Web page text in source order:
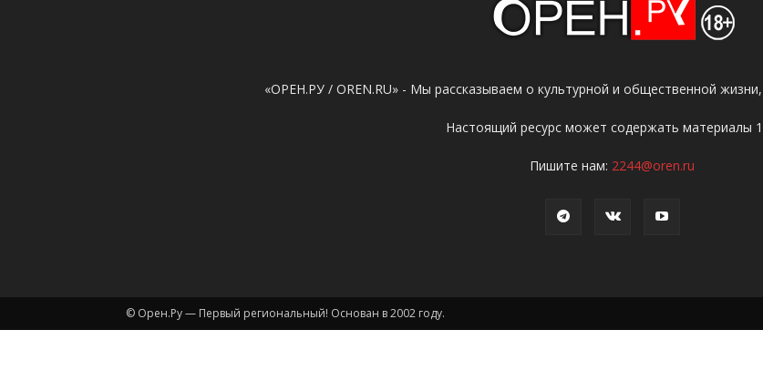
«ОРЕН.РУ / OREN.RU» - Мы рассказываем о культурной и общественной жизни,
Настоящий ресурс может содержать материалы
Пишите нам: 2244@oren.ru
© Орен.Ру — Первый региональный! Основан в 2002 году.